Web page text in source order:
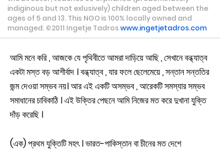
indiginous but not exlusively) children aged between the
ages of 5 and 13. This NGO is 100% locally owned and
managed. ©2011 Ingetje Tadros www.ingetjetadros.com
আমি মনে করি , আজকে যে পৃথিবীতে আমরা দাড়িয়ে আছি , সেখানে বন্ধ্যাত্ব
একটা মস্ত বড় আশীর্বাদ । বন্ধ্যাত্ব , যার ফলে ছেলেমেয়ে , সন্তান সন্ততির
জন্ম দেওয়া সম্ভব নয়। আর এই একটি অসম্ভব , আরেকটি সমস্যার সম্ভব
সমাধানের চাবিকাঠি । এই উক্তির পেছনে আমি নিজের মত করে দুখানা যুক্তি
দাঁড় করেছি ।
(এক) প্রথম যুক্তিটি মহৎ । ভারত-পাকিস্তান বা চীনের মত দেশে